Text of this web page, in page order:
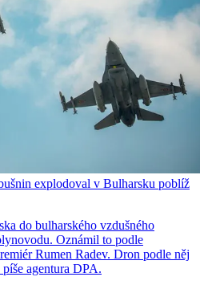
explodoval v Bulharsku poblíž
do bulharského vzdušného
Oznámil to podle
Rumen Radev. Dron podle něj
agentura DPA.